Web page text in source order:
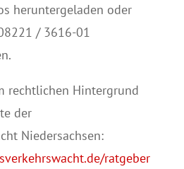
heruntergeladen oder
/ 3616-01
rechtlichen Hintergrund
der
Niedersachsen:
ratgeber